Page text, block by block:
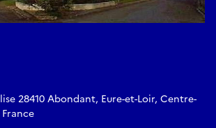
28410 Abondant, Eure-et-Loir, Centre-